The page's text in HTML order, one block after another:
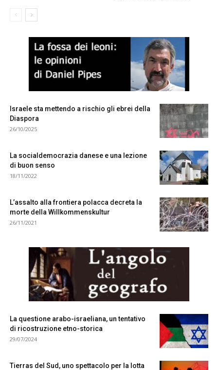
Israele sta mettendo a rischio gli ebrei della
Diaspora
26/10/2025
La socialdemocrazia danese e una lezione
di buon senso
18/11/2022
L’assalto alla frontiera polacca decreta la
morte della Willkommenskultur
26/11/2021
.
La questione arabo-israeliana, un tentativo
di ricostruzione etno-storica
29/07/2024
Tierras del Sud, uno spettacolo per la lotta